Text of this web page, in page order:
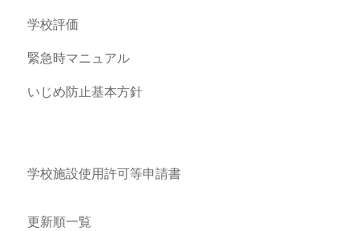
学校評価
緊急時マニュアル
いじめ防止基本方針
学校施設使用許可等申請書
更新順一覧